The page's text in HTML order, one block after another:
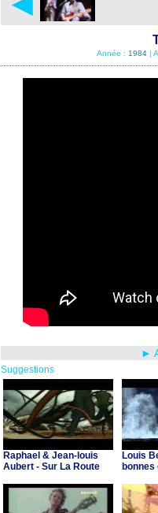
Année : 1984 |
►
Suggestions
Raphael & Jean-louis
Aubert - Sur La Route
Louis
bonnes